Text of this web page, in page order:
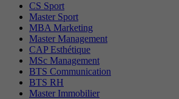
CS Sport
Master Sport
MBA Marketing
Master Management
CAP Esthétique
MSc Management
BTS Communication
BTS RH
Master Immobilier